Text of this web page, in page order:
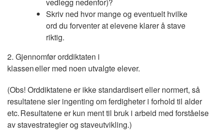
vedlegg nedenfor)?
Skriv ned hvor mange og eventuelt hvilke
ord du forventer at elevene klarer å stave
riktig.
2. Gjennomfør orddiktaten i
klassen eller med noen utvalgte elever.
(Obs! Orddiktatene er ikke standardisert eller normert, så
resultatene sier ingenting om ferdigheter i forhold til alder
etc. Resultatene er kun ment til bruk i arbeid med forståelse
av stavestrategier og staveutvikling.)